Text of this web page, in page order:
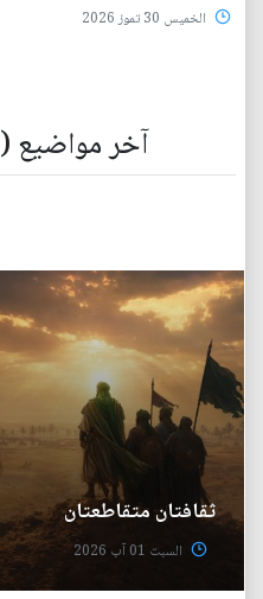
الخميس 30 تموز 2026
آخر مواضيع (
ثقافتان متقاطعتان
السبت 01 آب 2026